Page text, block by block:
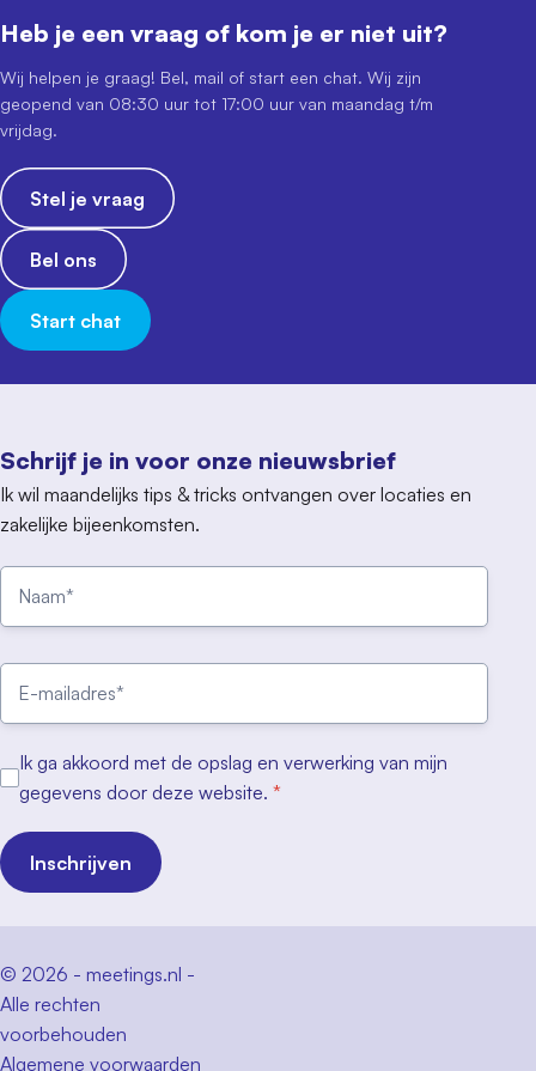
Schrijf je in voor onze nieuwsbrief
Ik wil maandelijks tips & tricks ontvangen over locaties en
zakelijke bijeenkomsten.
Ik ga akkoord met de opslag en verwerking van mijn
gegevens door deze website. *
Inschrijven
Heb je een vraag of kom je er niet uit?
Wij helpen je graag! Bel, mail of start een chat. Wij zijn
geopend van 08:30 uur tot 17:00 uur van maandag t/m
vrijdag.
Stel je vraag
Bel ons
Start chat
© 2026 - meetings.nl -
Alle rechten
voorbehouden
Algemene voorwaarden